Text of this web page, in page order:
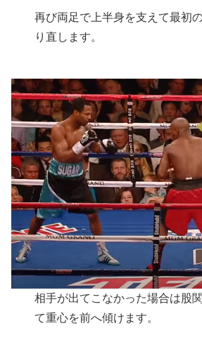
再び両足で上半身を支えて最初
り直します。
相手が出てこなかった場合は股
て重心を前へ傾けます。